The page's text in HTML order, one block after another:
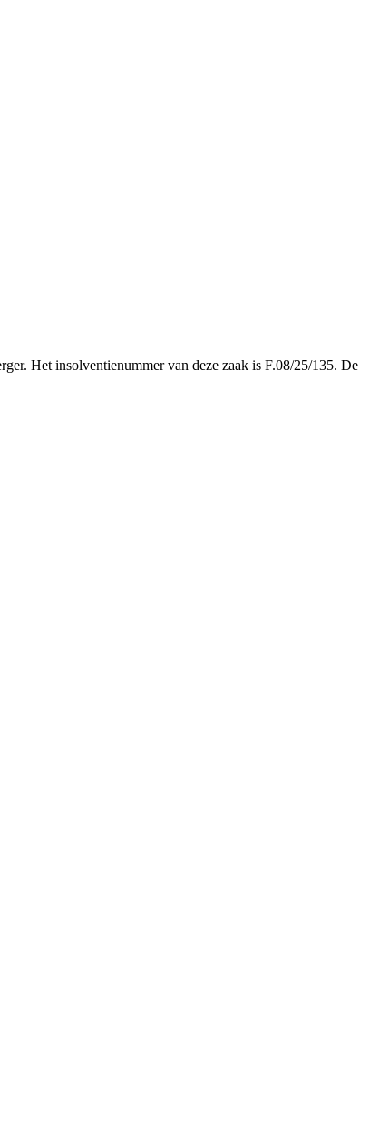
Het insolventienummer van deze zaak is F.08/25/135. De